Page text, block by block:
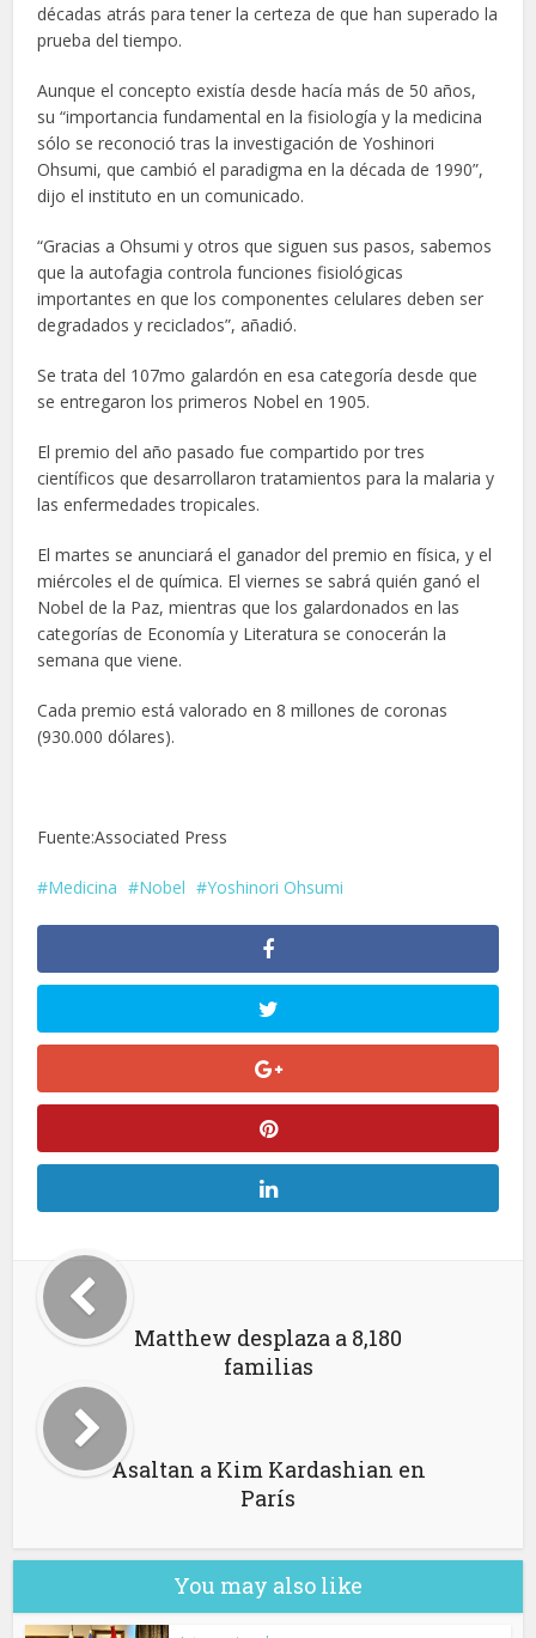
décadas atrás para tener la certeza de que han superado la
prueba del tiempo.
Aunque el concepto existía desde hacía más de 50 años,
su “importancia fundamental en la fisiología y la medicina
sólo se reconoció tras la investigación de Yoshinori
Ohsumi, que cambió el paradigma en la década de 1990”,
dijo el instituto en un comunicado.
“Gracias a Ohsumi y otros que siguen sus pasos, sabemos
que la autofagia controla funciones fisiológicas
importantes en que los componentes celulares deben ser
degradados y reciclados”, añadió.
Se trata del 107mo galardón en esa categoría desde que
se entregaron los primeros Nobel en 1905.
El premio del año pasado fue compartido por tres
científicos que desarrollaron tratamientos para la malaria y
las enfermedades tropicales.
El martes se anunciará el ganador del premio en física, y el
miércoles el de química. El viernes se sabrá quién ganó el
Nobel de la Paz, mientras que los galardonados en las
categorías de Economía y Literatura se conocerán la
semana que viene.
Cada premio está valorado en 8 millones de coronas
(930.000 dólares).
Fuente:Associated Press
Medicina Nobel Yoshinori Ohsumi
Matthew desplaza a 8,180
familias
Asaltan a Kim Kardashian en
París
You may also like